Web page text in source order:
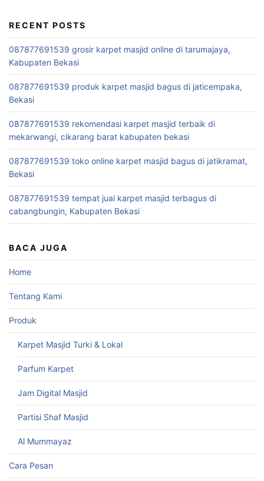
RECENT POSTS
087877691539 grosir karpet masjid online di tarumajaya,
Kabupaten Bekasi
087877691539 produk karpet masjid bagus di jaticempaka,
Bekasi
087877691539 rekomendasi karpet masjid terbaik di
mekarwangi, cikarang barat kabupaten bekasi
087877691539 toko online karpet masjid bagus di jatikramat,
Bekasi
087877691539 tempat jual karpet masjid terbagus di
cabangbungin, Kabupaten Bekasi
BACA JUGA
Home
Tentang Kami
Produk
Karpet Masjid Turki & Lokal
Parfum Karpet
Jam Digital Masjid
Partisi Shaf Masjid
Al Mummayaz
Cara Pesan